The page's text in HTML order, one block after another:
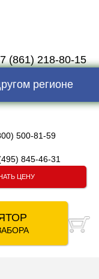
(861) 218-80-15
регионе
500-81-59
845-46-31
ЦЕНУ